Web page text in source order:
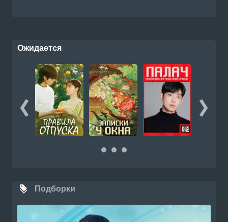
Ожидается
Подборки